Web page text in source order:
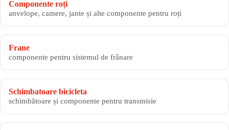
Componente roți
anvelope, camere, jante și alte componente pentru roți
Frane
componente pentru sistemul de frânare
Schimbatoare bicicleta
schimbătoare și componente pentru transmisie